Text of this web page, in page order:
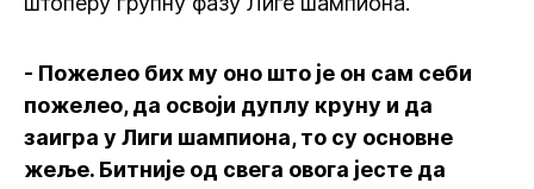
- Пожелео бих му оно што је он сам себи
пожелео, да освоји дуплу круну и да
заигра у Лиги шампиона, то су основне
жеље. Битније од свега овога јесте да